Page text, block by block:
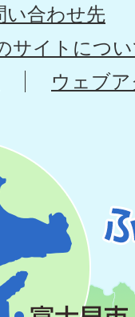
い合わせ先
サイトにつ
ウェブ